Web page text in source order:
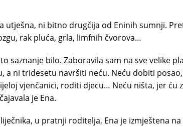
utješna, ni bitno drugčija od Eninih sumnji.
rak pluća, grla, limfnih čvorova…
saznanje bilo. Zaboravila sam na sve velike
a ni tridesetu navršiti neću. Neću dobiti
vjenčanici, roditi djecu… Neću ništa, jer ću
je Ena.
u pratnji roditelja, Ena je izmještena na